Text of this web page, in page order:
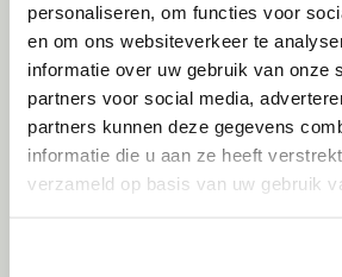
personaliseren, om functies voor
en om ons websiteverkeer te
informatie over uw gebruik van onze
partners voor social media,
partners kunnen deze gegevens
informatie die u aan ze heeft
verzameld op basis van uw gebruik
Adoptie 09-08-2026
Tjibbe